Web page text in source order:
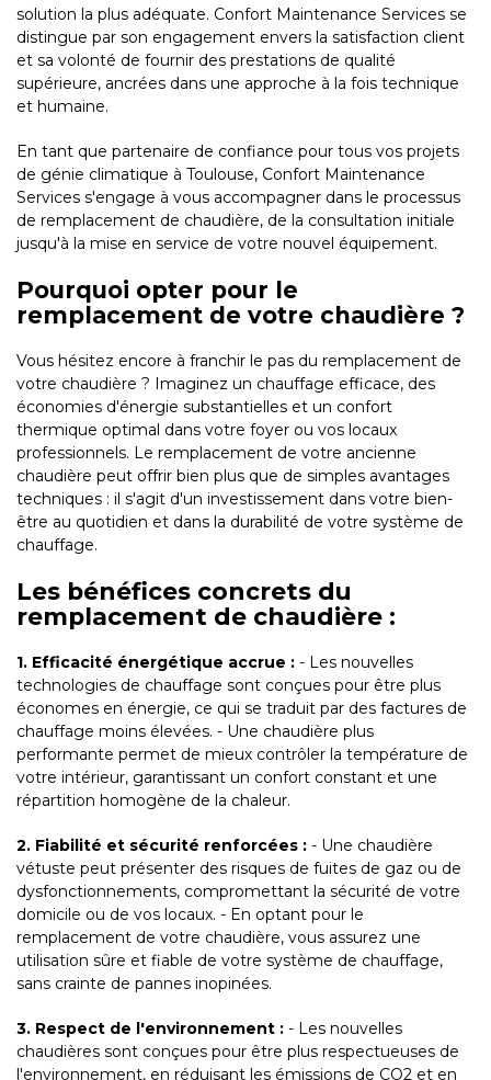
solution la plus adéquate. Confort Maintenance Services se
distingue par son engagement envers la satisfaction client
et sa volonté de fournir des prestations de qualité
supérieure, ancrées dans une approche à la fois technique
et humaine.
En tant que partenaire de confiance pour tous vos projets
de génie climatique à Toulouse, Confort Maintenance
Services s'engage à vous accompagner dans le processus
de remplacement de chaudière, de la consultation initiale
jusqu'à la mise en service de votre nouvel équipement.
Pourquoi opter pour le
remplacement de votre chaudière ?
Vous hésitez encore à franchir le pas du remplacement de
votre chaudière ? Imaginez un chauffage efficace, des
économies d'énergie substantielles et un confort
thermique optimal dans votre foyer ou vos locaux
professionnels. Le remplacement de votre ancienne
chaudière peut offrir bien plus que de simples avantages
techniques : il s'agit d'un investissement dans votre bien-
être au quotidien et dans la durabilité de votre système de
chauffage.
Les bénéfices concrets du
remplacement de chaudière :
1. Efficacité énergétique accrue : - Les nouvelles
technologies de chauffage sont conçues pour être plus
économes en énergie, ce qui se traduit par des factures de
chauffage moins élevées. - Une chaudière plus
performante permet de mieux contrôler la température de
votre intérieur, garantissant un confort constant et une
répartition homogène de la chaleur.
2. Fiabilité et sécurité renforcées : - Une chaudière
vétuste peut présenter des risques de fuites de gaz ou de
dysfonctionnements, compromettant la sécurité de votre
domicile ou de vos locaux. - En optant pour le
remplacement de votre chaudière, vous assurez une
utilisation sûre et fiable de votre système de chauffage,
sans crainte de pannes inopinées.
3. Respect de l'environnement : - Les nouvelles
chaudières sont conçues pour être plus respectueuses de
l'environnement, en réduisant les émissions de CO2 et en